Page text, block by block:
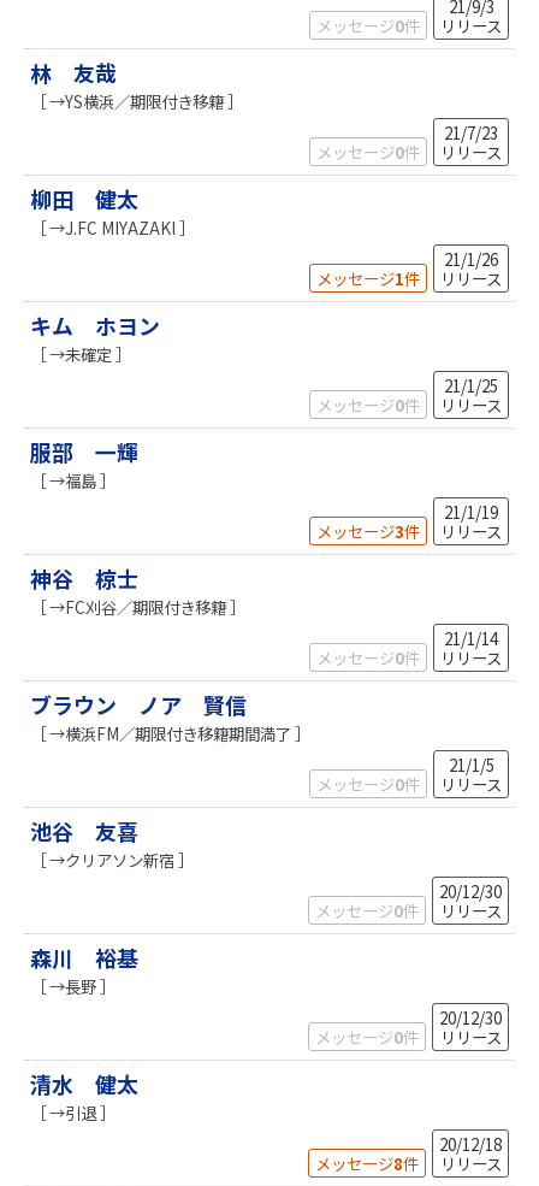
メッセージ0件
21/9/3
リリース
林 友哉
［ →YS横浜／期限付き移籍 ］
メッセージ0件
21/7/23
リリース
柳田 健太
［ →J.FC MIYAZAKI ］
メッセージ1件
21/1/26
リリース
キム ホヨン
［ →未確定 ］
メッセージ0件
21/1/25
リリース
服部 一輝
［ →福島 ］
メッセージ3件
21/1/19
リリース
神谷 椋士
［ →FC刈谷／期限付き移籍 ］
メッセージ0件
21/1/14
リリース
ブラウン ノア 賢信
［ →横浜FM／期限付き移籍期間満了 ］
メッセージ0件
21/1/5
リリース
池谷 友喜
［ →クリアソン新宿 ］
メッセージ0件
20/12/30
リリース
森川 裕基
［ →長野 ］
メッセージ0件
20/12/30
リリース
清水 健太
［ →引退 ］
メッセージ8件
20/12/18
リリース